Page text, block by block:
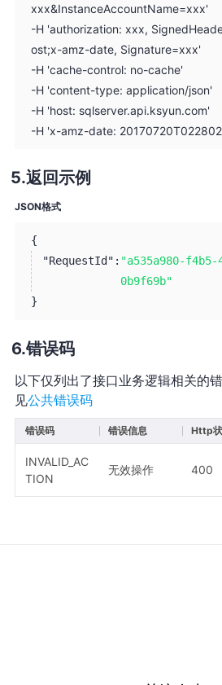
xxx&InstanceAccountName=xxx'
-H 'authorization: xxx,
ost;x-amz-date, Signature=xxx'
-H 'cache-control: no-cache'
-H 'content-type: application/json'
-H 'host: sqlserver.api.ksyun.com'
-H 'x-amz-date:
返回示例
JSON格式
{
"RequestId": "a535a980-f4b5-
0b9f69b"
}
错误码
以下仅列出了接口业务逻辑相关的
见公共错误码
错误码 错误信息 Http
INVALID_AC
TION
无效操作 400